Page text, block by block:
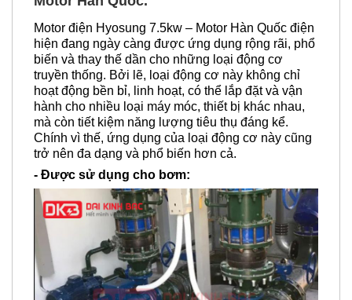
Motor điện Hyosung 7.5kw – Motor Hàn Quốc điện
hiện đang ngày càng được ứng dụng rộng rãi, phổ
biến và thay thế dần cho những loại động cơ
truyền thống. Bởi lẽ, loại động cơ này không chỉ
hoạt động bền bỉ, linh hoạt, có thể lắp đặt và vận
hành cho nhiều loại máy móc, thiết bị khác nhau,
mà còn tiết kiệm năng lượng tiêu thụ đáng kể.
Chính vì thế, ứng dụng của loại động cơ này cũng
trở nên đa dạng và phổ biến hơn cả.
- Được sử dụng cho bơm: